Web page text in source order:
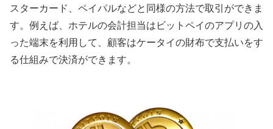
スターカード、ペイパルなどと同様の方法で取引ができま
す。例えば、ホテルの会計担当はビットペイのアプリの入
った端末を利用して、顧客はケータイの財布で支払いをす
る仕組みで決済ができます。